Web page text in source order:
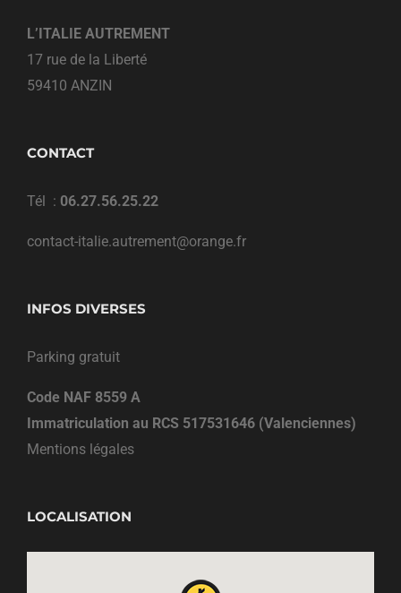
L’ITALIE AUTREMENT
17 rue de la Liberté
59410 ANZIN
CONTACT
Tél : 06.27.56.25.22
contact-italie.autrement@orange.fr
INFOS DIVERSES
Parking gratuit
Code NAF 8559 A
Immatriculation au RCS 517531646 (Valenciennes)
Mentions légales
LOCALISATION